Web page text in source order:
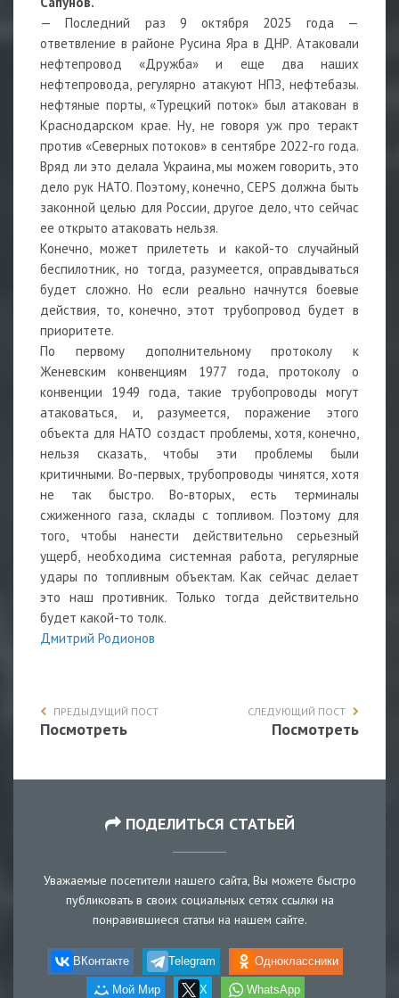
— Последний раз 9 октября 2025 года —
ответвление в районе Русина Яра в ДНР. Атаковали
нефтепровод «Дружба» и еще два наших
нефтепровода, регулярно атакуют НПЗ, нефтебазы.
нефтяные порты, «Турецкий поток» был атакован в
Краснодарском крае. Ну, не говоря уж про теракт
против «Северных потоков» в сентябре 2022-го года.
Вряд ли это делала Украина, мы можем говорить, это
дело рук НАТО. Поэтому, конечно, CEPS должна быть
законной целью для России, другое дело, что сейчас
ее открыто атаковать нельзя.
Конечно, может прилететь и какой-то случайный
беспилотник, но тогда, разумеется, оправдываться
будет сложно. Но если реально начнутся боевые
действия, то, конечно, этот трубопровод будет в
приоритете.
По первому дополнительному протоколу к
Женевским конвенциям 1977 года, протоколу о
конвенции 1949 года, такие трубопроводы могут
атаковаться, и, разумеется, поражение этого
объекта для НАТО создаст проблемы, хотя, конечно,
нельзя сказать, чтобы эти проблемы были
критичными. Во-первых, трубопроводы чинятся, хотя
не так быстро. Во-вторых, есть терминалы
сжиженного газа, склады с топливом. Поэтому для
того, чтобы нанести действительно серьезный
ущерб, необходима системная работа, регулярные
удары по топливным объектам. Как сейчас делает
это наш противник. Только тогда действительно
будет какой-то толк.
Дмитрий Родионов
ПРЕДЫДУЩИЙ ПОСТ
Посмотреть
СЛЕДУЮЩИЙ ПОСТ
Посмотреть
ПОДЕЛИТЬСЯ СТАТЬЕЙ
Уважаемые посетители нашего сайта, Вы можете быстро
публиковать в своих социальных сетях ссылки на
понравившиеся статьи на нашем сайте.
ВКонтакте Telegram Одноклассники
Мой Мир X WhatsApp